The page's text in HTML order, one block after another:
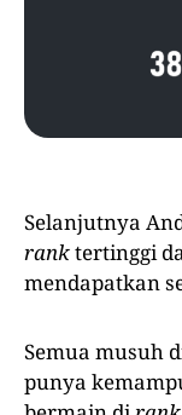
Selanjutnya
ranktertinggi
mendapatkan
Semua musuh
punya